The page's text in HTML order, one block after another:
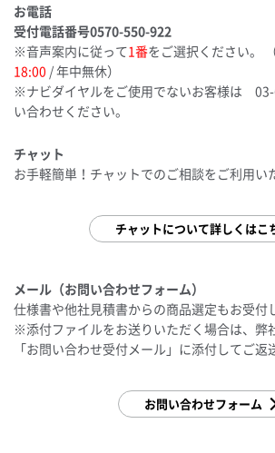
お電話
受付電話番号0570-550-922
※音声案内に従って1番をご選択ください。
18:00 / 年中無休）
※ナビダイヤルをご使用でないお客様は
い合わせください。
チャット
お手軽簡単！チャットでのご相談をご利用い
チャットについて詳しくはこ
メール（お問い合わせフォーム）
仕様書や他社見積書からの商品選定もお受付
※添付ファイルをお送りいただく場合は、弊
「お問い合わせ受付メール」に添付してご返
お問い合わせフォーム